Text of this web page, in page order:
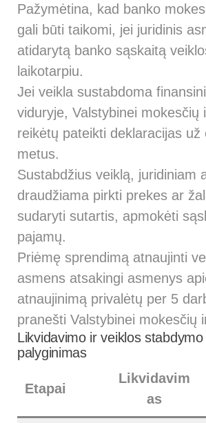
Pažymėtina, kad banko
gali būti taikomi, jei juridinis
atidarytą banko sąskaitą
laikotarpiu.
Jei veikla sustabdoma
viduryje, Valstybinei mokesčių
reikėtų pateikti deklaracijas už
metus.
Sustabdžius veiklą, juridiniam
draudžiama pirkti prekes ar
sudaryti sutartis, apmokėti
pajamų.
Priėmę sprendimą atnaujinti
asmens atsakingi asmenys
atnaujinimą privalėtų per 5
pranešti Valstybinei mokesčių
Likvidavimo ir veiklos
palyginimas
Etapai
Likvidavim
as